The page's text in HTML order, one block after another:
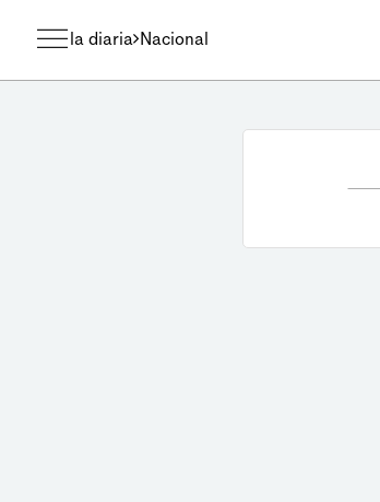
la diaria Nacional